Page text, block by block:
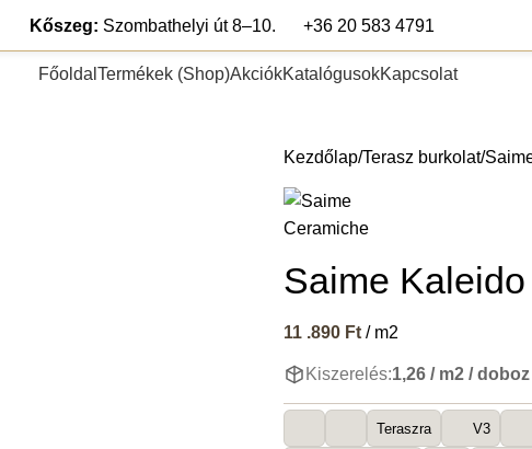
Kőszeg: Szombathelyi út 8–10. +36 20 583 4791
Főoldal Termékek (Shop)AkciókKatalógusokKapcsolat
Kezdőlap Terasz burkolat
Saime
11 .890 Ft / m2
Kiszerelés:1,26 / m2 / doboz
Teraszra V3